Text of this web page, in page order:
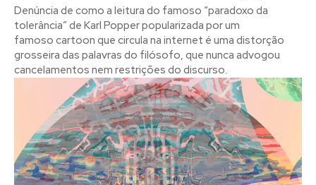
Denúncia de como a leitura do famoso “paradoxo da
tolerância” de Karl Popper popularizada por um
famoso cartoon que circula na internet é uma distorção
grosseira das palavras do filósofo, que nunca advogou
cancelamentos nem restrições do discurso.